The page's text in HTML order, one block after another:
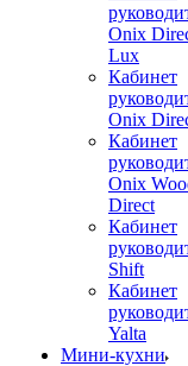
Onix
Lux
Кабинет
Onix
Кабинет
Onix
Direct
Кабинет
Shift
Кабинет
Yalta
Мини-кухни